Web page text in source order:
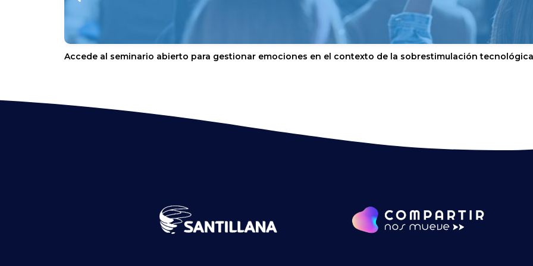
Accede al seminario abierto para gestionar emociones en el contexto de la sobrestimulación tecnológica